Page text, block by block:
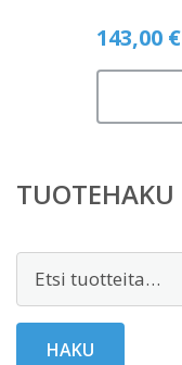
143,00 €
TUOTEHAKU
Etsi:
HAKU